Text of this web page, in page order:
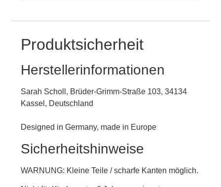
Produktsicherheit
Herstellerinformationen
Sarah Scholl, Brüder-Grimm-Straße 103, 34134
Kassel, Deutschland
Designed in Germany, made in Europe
Sicherheitshinweise
WARNUNG: Kleine Teile / scharfe Kanten möglich.